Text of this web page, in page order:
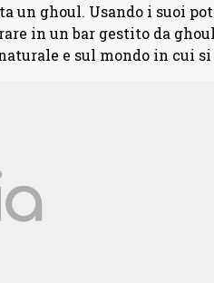
un ghoul. Usando i suoi
in un bar gestito da
e sul mondo in cui